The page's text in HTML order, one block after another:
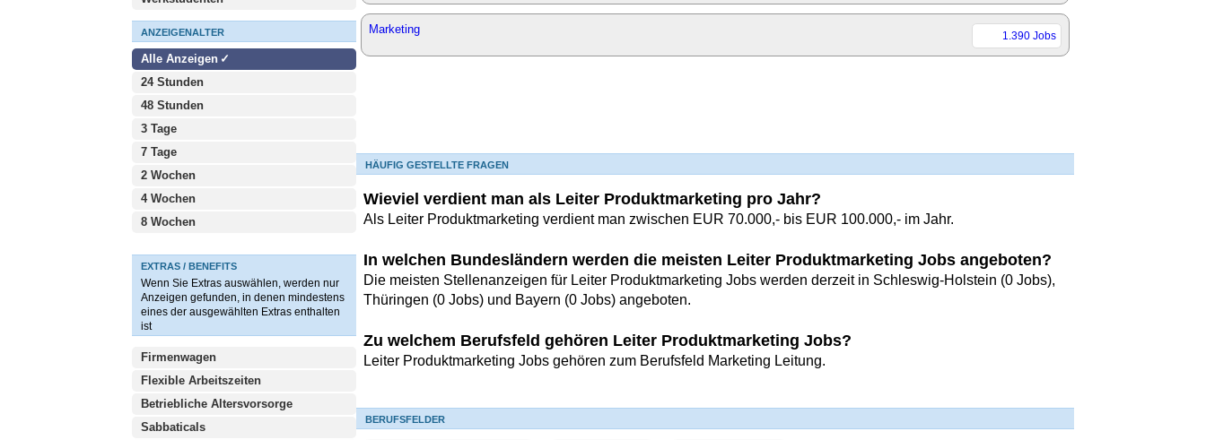
ANZEIGENALTER
Alle Anzeigen
24 Stunden
48 Stunden
3 Tage
7 Tage
2 Wochen
4 Wochen
8 Wochen
EXTRAS / BENEFITS
Wenn Sie Extras auswählen, werden nur
Anzeigen gefunden, in denen mindestens
eines der ausgewählten Extras enthalten
ist
Firmenwagen
Flexible Arbeitszeiten
Betriebliche Altersvorsorge
Sabbaticals
Marketing 1.390 Jobs
HÄUFIG GESTELLTE FRAGEN
Wieviel verdient man als Leiter Produktmarketing pro Jahr?
Als Leiter Produktmarketing verdient man zwischen EUR 70.000,- bis EUR 100.000,- im Jahr.
In welchen Bundesländern werden die meisten Leiter Produktmarketing Jobs angeboten?
Die meisten Stellenanzeigen für Leiter Produktmarketing Jobs werden derzeit in Schleswig-Holstein (0 Jobs),
Thüringen (0 Jobs) und Bayern (0 Jobs) angeboten.
Zu welchem Berufsfeld gehören Leiter Produktmarketing Jobs?
Leiter Produktmarketing Jobs gehören zum Berufsfeld Marketing Leitung.
BERUFSFELDER